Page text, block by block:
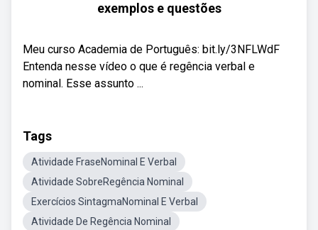
exemplos e questões
Meu curso Academia de Português: bit.ly/3NFLWdF
Entenda nesse vídeo o que é regência verbal e
nominal. Esse assunto ...
Tags
Atividade FraseNominal E Verbal
Atividade SobreRegência Nominal
Exercícios SintagmaNominal E Verbal
Atividade De Regência Nominal